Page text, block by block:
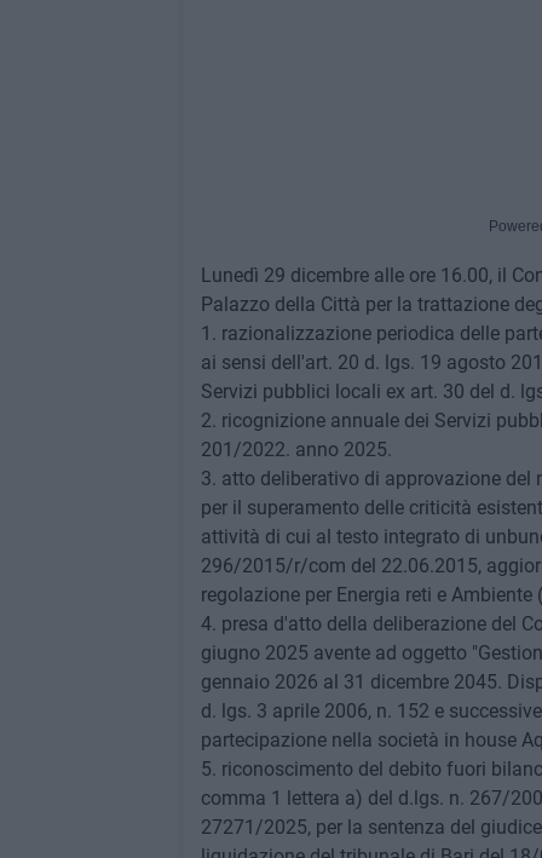
Lunedì 29 dicembre alle ore 16.00, il
Palazzo della Città per la trattazione
1. razionalizzazione periodica delle
ai sensi dell'art. 20 d. lgs. 19 agosto
Servizi pubblici locali ex art. 30 del d.
2. ricognizione annuale dei Servizi
201/2022. anno 2025.
3. atto deliberativo di approvazione del
per il superamento delle criticità
attività di cui al testo integrato di
296/2015/r/com del 22.06.2015,
regolazione per Energia reti e Ambiente
4. presa d'atto della deliberazione del
giugno 2025 avente ad oggetto
gennaio 2026 al 31 dicembre 2045.
d. lgs. 3 aprile 2006, n. 152 e
partecipazione nella società in house
5. riconoscimento del debito fuori
comma 1 lettera a) del d.lgs. n. 267/
27271/2025, per la sentenza del